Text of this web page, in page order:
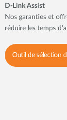
D-Link Assist
Nos garanties et
réduire les temps
Outil de sélection